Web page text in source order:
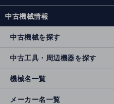
中古機械情報
中古機械を探す
中古工具・周辺機器を探す
機械名一覧
メーカー名一覧